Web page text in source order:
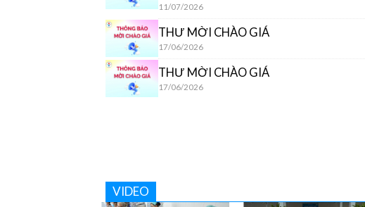
11/07/2026
THƯ MỜI CHÀO GIÁ
17/06/2026
THƯ MỜI CHÀO GIÁ
17/06/2026
VIDEO